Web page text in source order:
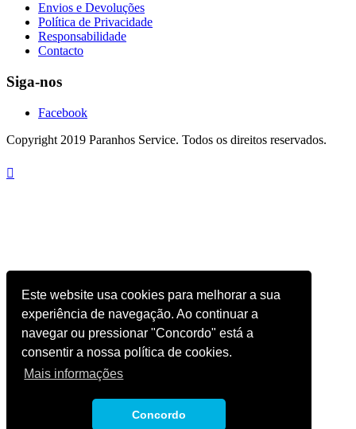
Este website usa cookies para melhorar a sua
experiência de navegação. Ao continuar a
navegar ou pressionar "Concordo" está a
consentir a nossa política de cookies.
Mais informações
Concordo
Envios e Devoluções
Política de Privacidade
Responsabilidade
Contacto
Siga-nos
Facebook
Copyright 2019 Paranhos Service. Todos os direitos reservados.
